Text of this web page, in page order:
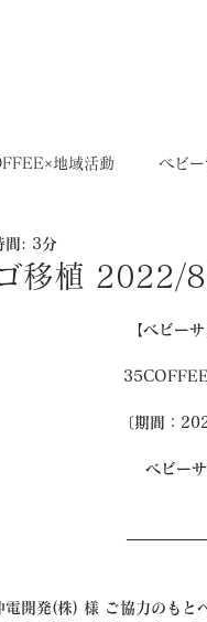
地域活動 ベビ
35SERIES
移植 2022/
間: 3分
【ベビー
〔期間：
ベビー
開発(株) 様 ご協力のもと